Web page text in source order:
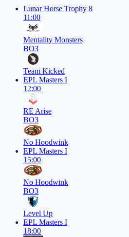
Lunar Horse Trophy 8
11:00
Mentality Monsters
BO3
Team Kicked
EPL Masters I
12:00
RE Arise
BO3
No Hoodwink
EPL Masters I
15:00
No Hoodwink
BO3
Level Up
EPL Masters I
18:00